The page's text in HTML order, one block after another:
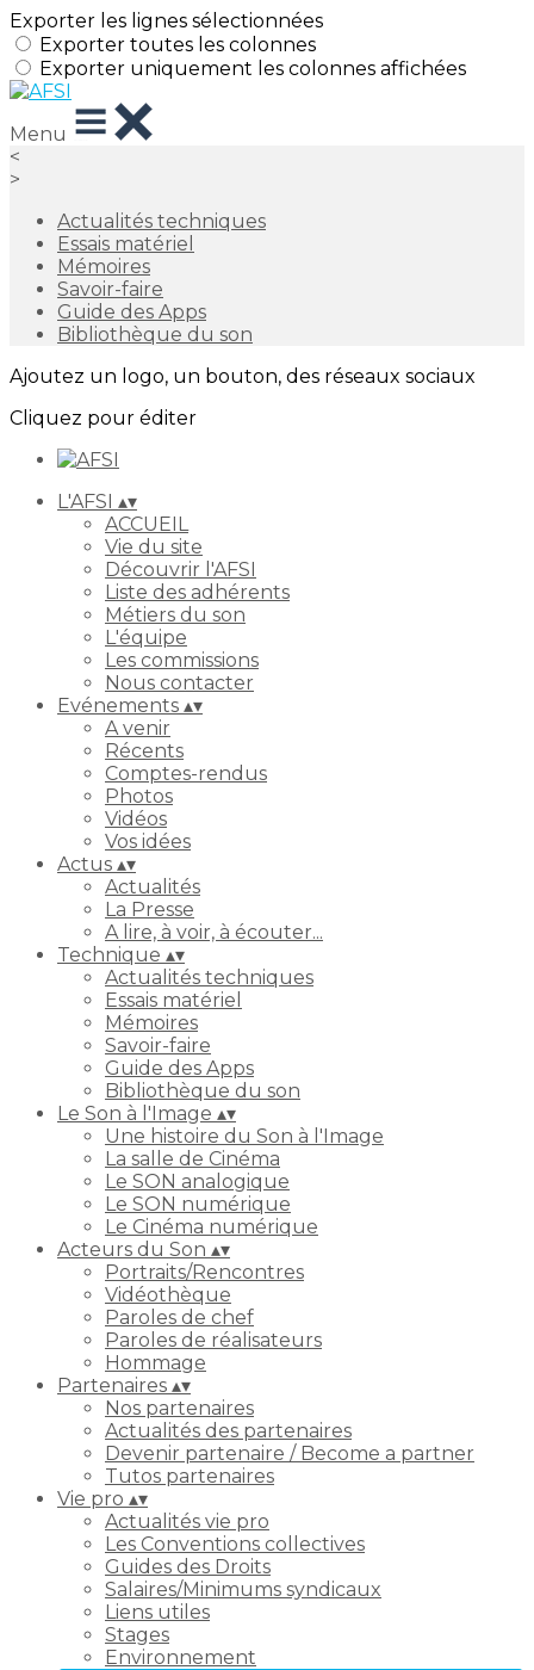
Exporter les lignes sélectionnées
Exporter toutes les colonnes
Exporter uniquement les colonnes affichées
Menu
<
>
Actualités techniques
Essais matériel
Mémoires
Savoir-faire
Guide des Apps
Bibliothèque du son
Ajoutez un logo, un bouton, des réseaux sociaux
Cliquez pour éditer
L'AFSI ▴▾
ACCUEIL
Vie du site
Découvrir l'AFSI
Liste des adhérents
Métiers du son
L'équipe
Les commissions
Nous contacter
Evénements ▴▾
A venir
Récents
Comptes-rendus
Photos
Vidéos
Vos idées
Actus ▴▾
Actualités
La Presse
A lire, à voir, à écouter...
Technique ▴▾
Actualités techniques
Essais matériel
Mémoires
Savoir-faire
Guide des Apps
Bibliothèque du son
Le Son à l'Image ▴▾
Une histoire du Son à l'Image
La salle de Cinéma
Le SON analogique
Le SON numérique
Le Cinéma numérique
Acteurs du Son ▴▾
Portraits/Rencontres
Vidéothèque
Paroles de chef
Paroles de réalisateurs
Hommage
Partenaires ▴▾
Nos partenaires
Actualités des partenaires
Devenir partenaire / Become a partner
Tutos partenaires
Vie pro ▴▾
Actualités vie pro
Les Conventions collectives
Guides des Droits
Salaires/Minimums syndicaux
Liens utiles
Stages
Environnement